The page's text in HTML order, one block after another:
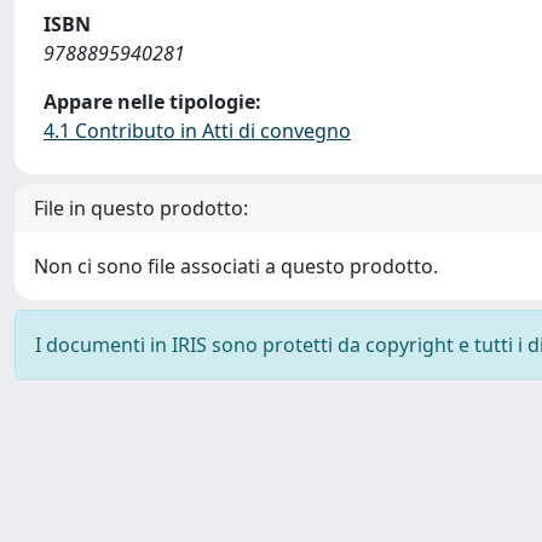
ISBN
9788895940281
Appare nelle tipologie:
4.1 Contributo in Atti di convegno
File in questo prodotto:
Non ci sono file associati a questo prodotto.
I documenti in IRIS sono protetti da copyright e tutti i